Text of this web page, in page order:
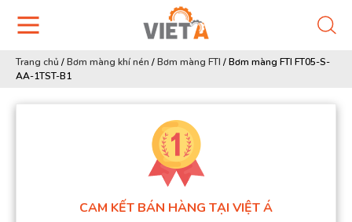
Trang chủ /Bơm màng khí nén /Bơm màng FTI /Bơm màng FTI FT05-S-
AA-1TST-B1
CAM KẾT BÁN HÀNG TẠI VIỆT Á